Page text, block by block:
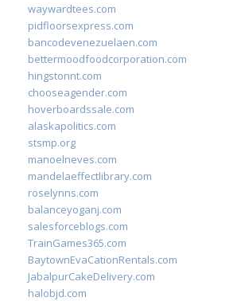
waywardtees.com
pidfloorsexpress.com
bancodevenezuelaen.com
bettermoodfoodcorporation.com
hingstonnt.com
chooseagender.com
hoverboardssale.com
alaskapolitics.com
stsmp.org
manoelneves.com
mandelaeffectlibrary.com
roselynns.com
balanceyoganj.com
salesforceblogs.com
TrainGames365.com
BaytownEvaCationRentals.com
JabalpurCakeDelivery.com
halobjd.com